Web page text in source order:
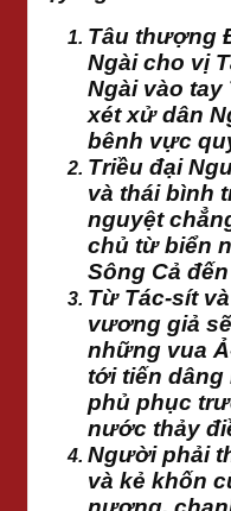
Tâu thượng
Ngài cho vị
Ngài vào tay
xét xử dân
bênh vực
Triều đại
và thái bình
nguyệt
chủ từ biển
Sông Cả
Từ Tác-sít
vương giả
những vua
tới tiến dâng
phủ phục
nước thảy
Người phải
và kẻ khốn